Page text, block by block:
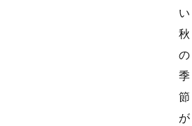
い
秋
の
季
節
が